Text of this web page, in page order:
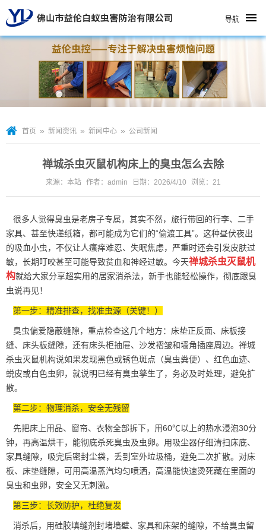
导航
首页 » 新闻资讯 » 新闻中心 » 公司新闻
禅城杀虫灭鼠机构床上的臭虫怎么去除
来源：本站 作者：admin 日期：2026/4/10 浏览： 21
很多人觉得臭虫是老房子专属，其实不然，旅行带回的行李、二手
家具、甚至快递纸箱，都可能成为它们的“偷渡工具”。这种昼伏夜出
的吸血小虫，不仅让人瘙痒难忍、失眠焦虑，严重时还会引发皮肤过
敏，长期叮咬甚至可能导致贫血和神经过敏。今天禅城杀虫灭鼠机
构就给大家分享超实用的居家消杀法，新手也能轻松操作，彻底跟臭
虫说再见！
第一步：精准排查，找准虫源（关键！）
臭虫偏爱隐蔽缝隙，重点检查这几个地方：床垫正反面、床板接
缝、床头板缝隙，还有床头柜抽屉、沙发褶皱和墙角插座周边。禅城
杀虫灭鼠机构说如果发现黑色或锈色斑点（臭虫粪便）、红色血迹、
蜕皮或白色虫卵，就说明已经有臭虫孳生了，务必及时处理，避免扩
散。
第二步：物理消杀，安全无残留
先把床上用品、窗帘、衣物全部拆下，用60℃以上的热水浸泡30分
钟，再高温烘干，能彻底杀死臭虫及虫卵。用吸尘器仔细清扫床底、
家具缝隙，吸完后密封尘袋，丢到室外垃圾桶，避免二次扩散。对床
板、床垫缝隙，可用高温蒸汽均匀喷洒，高温能快速烫死藏在里面的
臭虫和虫卵，安全又无刺激。
第三步：长效防护，杜绝复发
消杀后，用硅胶填缝剂封堵墙壁、家具和床架的缝隙，不给臭虫留